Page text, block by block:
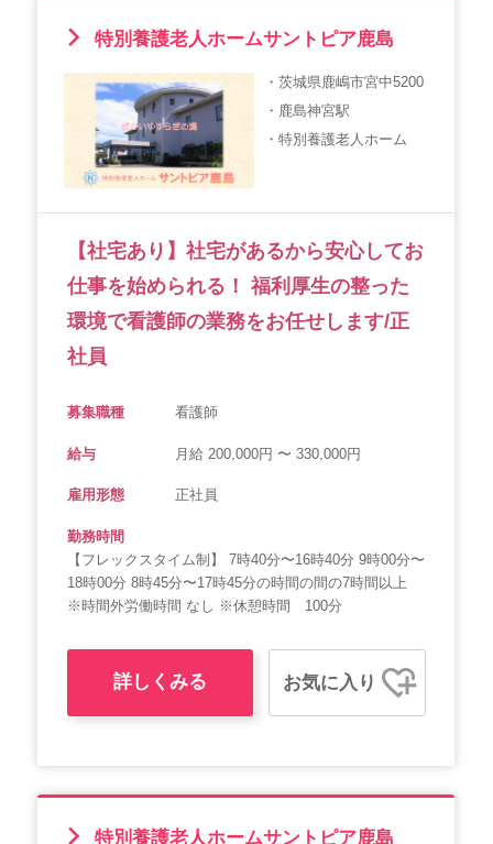
特別養護老人ホームサントピア鹿島
・茨城県鹿嶋市宮中5200
・鹿島神宮駅
・特別養護老人ホーム
【社宅あり】社宅があるから安心してお
仕事を始められる！ 福利厚生の整った
環境で看護師の業務をお任せします/正
社員
募集職種 看護師
給与 月給 200,000円 〜 330,000円
雇用形態 正社員
勤務時間
【フレックスタイム制】 7時40分〜16時40分 9時00分〜
18時00分 8時45分〜17時45分の時間の間の7時間以上
※時間外労働時間 なし ※休憩時間 100分
詳しくみる お気に入り
特別養護老人ホームサントピア鹿島